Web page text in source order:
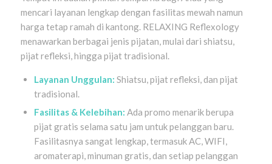
mencari layanan lengkap dengan fasilitas mewah namun
harga tetap ramah di kantong. RELAXING Reflexology
menawarkan berbagai jenis pijatan, mulai dari shiatsu,
pijat refleksi, hingga pijat tradisional.
Layanan Unggulan: Shiatsu, pijat refleksi, dan pijat
tradisional.
Fasilitas & Kelebihan: Ada promo menarik berupa
pijat gratis selama satu jam untuk pelanggan baru.
Fasilitasnya sangat lengkap, termasuk AC, WIFI,
aromaterapi, minuman gratis, dan setiap pelanggan